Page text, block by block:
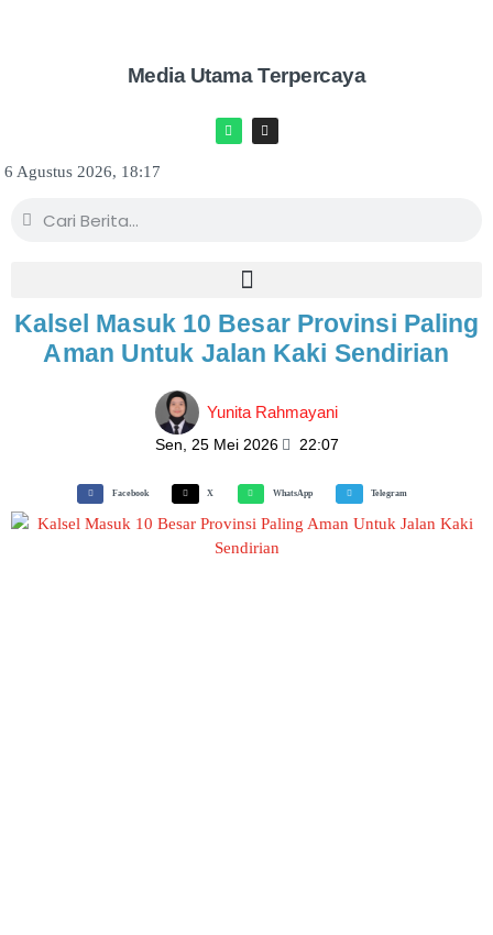
Media Utama Terpercaya
6 Agustus 2026, 18:17
Kalsel Masuk 10 Besar Provinsi Paling
Aman Untuk Jalan Kaki Sendirian
Yunita Rahmayani
Sen, 25 Mei 2026 22:07
Facebook X WhatsApp Telegram